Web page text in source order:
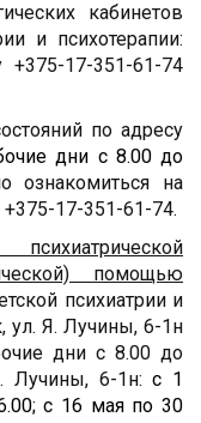
кабинетов
и психотерапии:
17-351-61-74
по адресу
дни с 8.00 до
ознакомиться на
+375-17-351-61-74.
помощью
психиатрии и
ул. Я. Лучины, 6-1н
дни с 8.00 до
Лучины, 6-1н:с 1
с 16 мая по 30